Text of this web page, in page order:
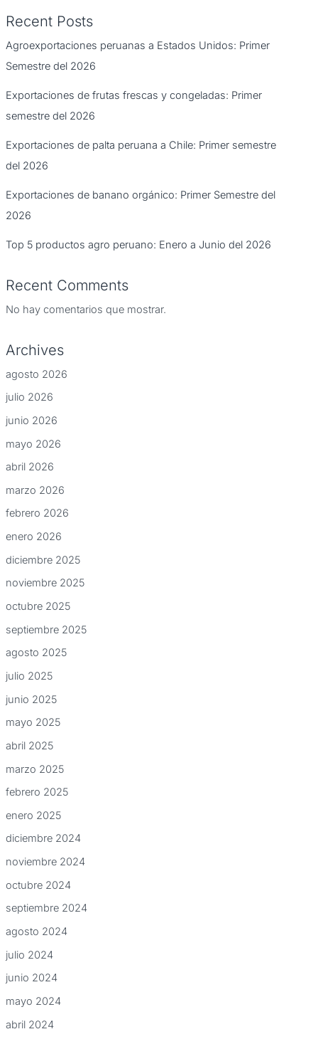
Recent Posts
Agroexportaciones peruanas a Estados Unidos: Primer
Semestre del 2026
Exportaciones de frutas frescas y congeladas: Primer
semestre del 2026
Exportaciones de palta peruana a Chile: Primer semestre
del 2026
Exportaciones de banano orgánico: Primer Semestre del
2026
Top 5 productos agro peruano: Enero a Junio del 2026
Recent Comments
No hay comentarios que mostrar.
Archives
agosto 2026
julio 2026
junio 2026
mayo 2026
abril 2026
marzo 2026
febrero 2026
enero 2026
diciembre 2025
noviembre 2025
octubre 2025
septiembre 2025
agosto 2025
julio 2025
junio 2025
mayo 2025
abril 2025
marzo 2025
febrero 2025
enero 2025
diciembre 2024
noviembre 2024
octubre 2024
septiembre 2024
agosto 2024
julio 2024
junio 2024
mayo 2024
abril 2024